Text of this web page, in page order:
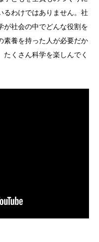
るわけではありません。社
が社会の中でどんな役割を
素養を持った人が必要だか
くさん科学を楽しんでく